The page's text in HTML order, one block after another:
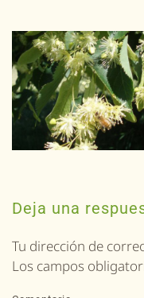
Deja una
Tu dirección de
Los campos